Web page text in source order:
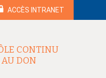
ACCÈS INTRANET
CONTINU
DON